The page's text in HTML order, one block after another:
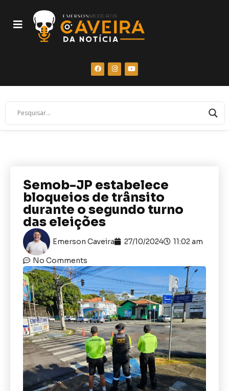
Semob-JP estabelece
bloqueios de trânsito
durante o segundo turno
das eleições
Emerson Caveira 27/10/2024 11:02 am
No Comments